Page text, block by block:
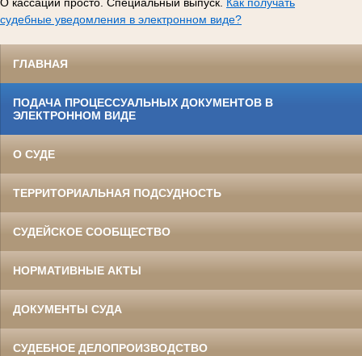
судебные уведомления в электронном виде?
ГЛАВНАЯ
ПОДАЧА ПРОЦЕССУАЛЬНЫХ ДОКУМЕНТОВ В
ЭЛЕКТРОННОМ ВИДЕ
О СУДЕ
ТЕРРИТОРИАЛЬНАЯ ПОДСУДНОСТЬ
СУДЕЙСКОЕ СООБЩЕСТВО
НОРМАТИВНЫЕ АКТЫ
ДОКУМЕНТЫ СУДА
СУДЕБНОЕ ДЕЛОПРОИЗВОДСТВО